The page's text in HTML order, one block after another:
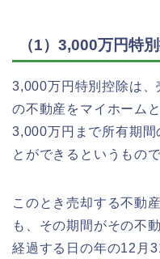
（1）3,000万円特
3,000万円特別控除は
の不動産をマイホーム
3,000万円まで所有期間
とができるというもので
このとき売却する不動
も、その期間がその不
経過する日の年の12月